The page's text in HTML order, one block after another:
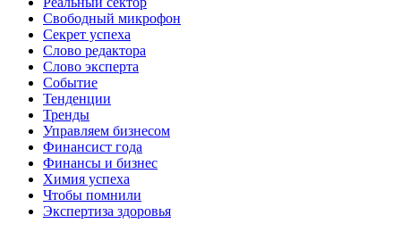
Свободный микрофон
Секрет успеха
Слово редактора
Слово эксперта
Событие
Тенденции
Тренды
Управляем бизнесом
Финансист года
Финансы и бизнес
Химия успеха
Чтобы помнили
Экспертиза здоровья